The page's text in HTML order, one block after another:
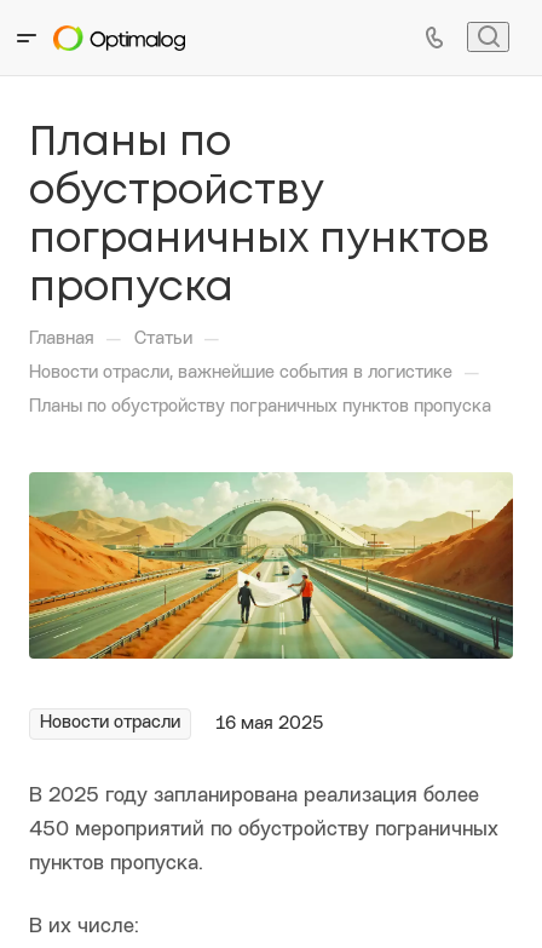
Планы по
обустройству
пограничных пунктов
пропуска
Главная — Статьи —
Новости отрасли, важнейшие события в логистике —
Планы по обустройству пограничных пунктов пропуска
Новости отрасли 16 мая 2025
В 2025 году запланирована реализация более
450 мероприятий по обустройству пограничных
пунктов пропуска.
В их числе: